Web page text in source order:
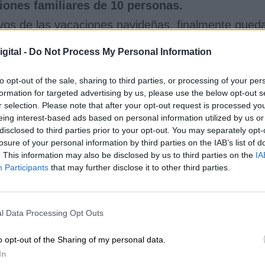
- Do Not Process My Personal Information
opt-out of the sale, sharing to third parties, or processing of your
for targeted advertising by us, please use the below opt-out
selection. Please note that after your opt-out request is processed
interest-based ads based on personal information utilized by us
to third parties prior to your opt-out. You may separately
of your personal information by third parties on the IAB’s list of
This information may also be disclosed by us to third parties on the
Participants that may further disclose it to other third parties.
Data Processing Opt Outs
opt-out of the Sharing of my personal data.
familiares de 10 personas.
de las vacaciones navideñas, finalmente
un
y Nochevieja. Madrid expresó su
aumentar el toque de queda hasta la 1:30
sino también en Navidad y Año Nuevo.
se sumó a la propuesta de reuniones
Otras como Galicia pidieron el
pero sin contar niños. La Interterritorial
restrictiva aunquela última palabra la tiene
a reunirse con la familia. Sanidad propuso
familias puedan volver a casa para las
perimetral de las regiones.
que las medidas sean comunes para todas
muchas han solicitado medidas